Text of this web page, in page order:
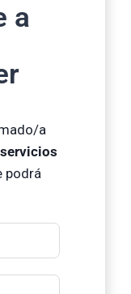
a
a
servicios
podrá